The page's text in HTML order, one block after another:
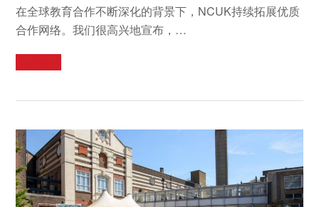
在全球教育合作不断深化的背景下，NCUK持续拓展优质
合作网络。我们很高兴地宣布，…